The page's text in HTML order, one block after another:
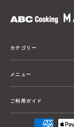
カテゴリー
メニュー
ご利用ガイド